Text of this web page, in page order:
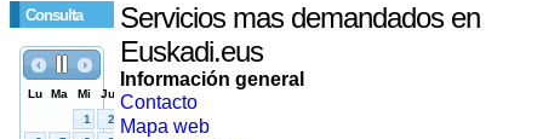
Consulta
Servicios mas demandados en
Euskadi.eus
Información general
Contacto
Mapa web